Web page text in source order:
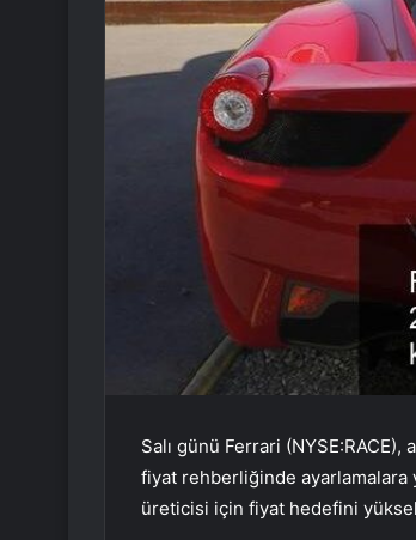
Salı günü Ferrari
fiyat rehberliğinde
üreticisi için fiyat hedefini